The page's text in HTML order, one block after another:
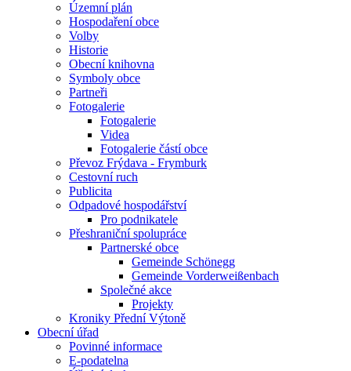
Územní plán
Hospodaření obce
Volby
Historie
Obecní knihovna
Symboly obce
Partneři
Fotogalerie
Fotogalerie
Videa
Fotogalerie částí obce
Převoz Frýdava - Frymburk
Cestovní ruch
Publicita
Odpadové hospodářství
Pro podnikatele
Přeshraniční spolupráce
Partnerské obce
Gemeinde Schönegg
Gemeinde Vorderweißenbach
Společné akce
Projekty
Kroniky Přední Výtoně
Obecní úřad
Povinné informace
E-podatelna